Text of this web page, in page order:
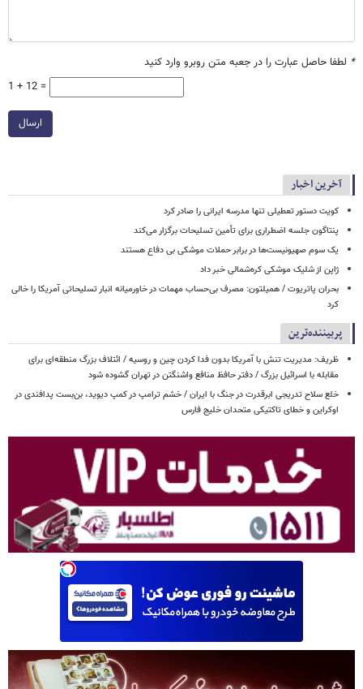
* لطفا حاصل عبارت را در جعبه متن روبرو وارد کنید
1 + 12 =
ارسال
آخرین اخبار
کویت دستور تعطیلی تنها مدرسه ایرانی را صادر کرد
پنتاگون جلسه اضطراری برای تأمین تسلیحات برگزار می‌کند
یک‌ سوم صهیونیست‌ها در برابر حملات موشکی بی دفاع هستند
ژاپن از شلیک موشکی کره‌شمالی خبر داد
بحران پاتریوت / همیلتون: مصرف بی‌حساب مهمات در خاورمیانه انبار تسلیحاتی آمریکا را خالی
کرد
پربیننده‌ترین
ظریف: مدیریت تنش با آمریکا بدون فدا کردن چین و روسیه / ائتلاف بزرگ منطقه‌ای برای
مقابله با اسرائیل بزرگ / دفتر حافظ منافع واشنگتن در تهران گشوده شود
خلع سلاح تدریجی ابرقدرت در جنگ با ایران / خشم ترامپ در کمپ دیوید، بن‌بست پدافندی در
اوکراین و خطای تاکتیکی متحدان خلیج فارس